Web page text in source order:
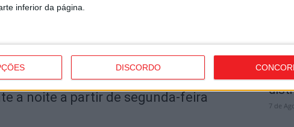
inferior da página.
DISCORDO
a noite a partir de segunda-feira
7 de